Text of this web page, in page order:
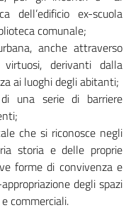
dell’edificio ex-scuola
comunale;
anche attraverso
virtuosi, derivanti dalla
ai luoghi degli abitanti;
una serie di barriere
che si riconosce negli
storia e delle proprie
forme di convivenza e
degli spazi
commerciali.